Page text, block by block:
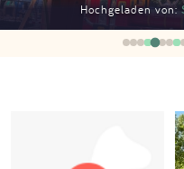
Hochgeladen von: